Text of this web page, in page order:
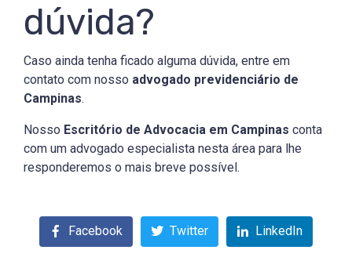
dúvida?
Caso ainda tenha ficado alguma dúvida, entre em
contato com nosso advogado previdenciário de
Campinas.
Nosso Escritório de Advocacia em Campinas conta
com um advogado especialista nesta área para lhe
responderemos o mais breve possível.
Facebook Twitter LinkedIn